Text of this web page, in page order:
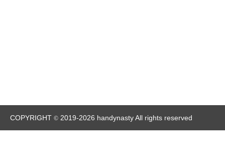
COPYRIGHT © 2019-2026 handynasty All rights reserved